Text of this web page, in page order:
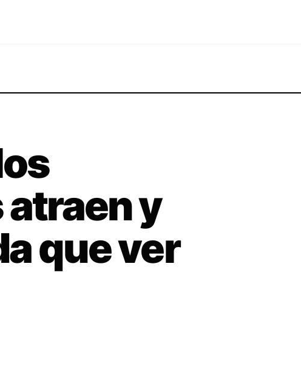
y
que ver